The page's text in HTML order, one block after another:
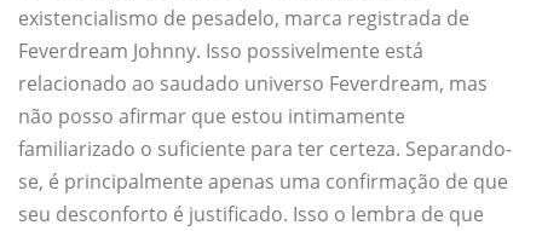
existencialismo de pesadelo, marca registrada de
Feverdream Johnny. Isso possivelmente está
relacionado ao saudado universo Feverdream, mas
não posso afirmar que estou intimamente
familiarizado o suficiente para ter certeza. Separando-
se, é principalmente apenas uma confirmação de que
seu desconforto é justificado. Isso o lembra de que